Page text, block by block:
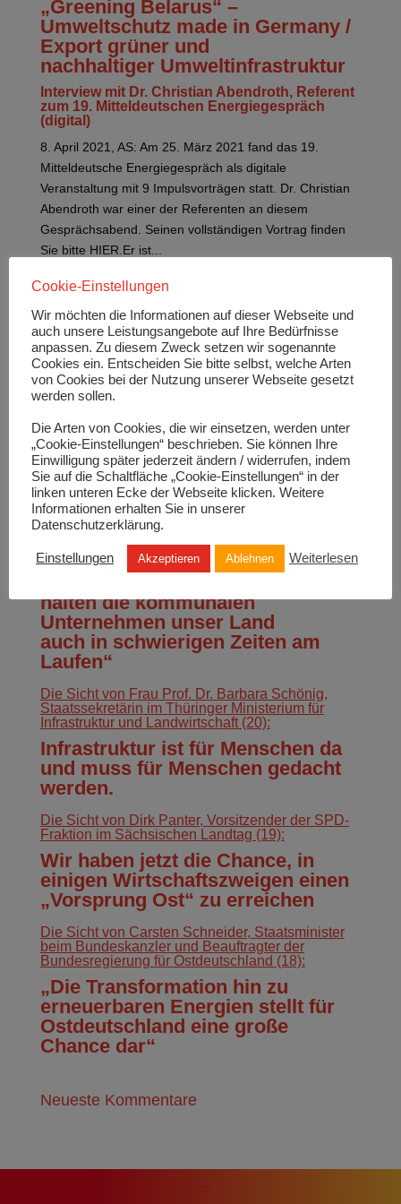
„Greening Belarus“ –
Umweltschutz made in Germany /
Export grüner und
nachhaltiger Umweltinfrastruktur
Interview mit Dr. Christian Abendroth, Referent
zum 19. Mitteldeutschen Energiegespräch
(digital)
8. April 2021, AS: Am 25. März 2021 fand das 19.
Mitteldeutsche Energiegespräch als digitale
Veranstaltung mit 9 Impulsvorträgen statt. Dr. Christian
Abendroth war einer der Referenten an diesem
Gesprächsabend. Seinen vollständigen Vortrag finden
Sie bitte HIER.Er ist...
Neueste Beiträge
Hier die Einschätzung von Karsten Rogall,
Leipzig GmbH und Geschäftsführer der LVV
Leipziger Versorgungs‐ und Verkehrsgesellschaft
mbH (22):
Bedingungen und Chancen der
Energiewende beachten!
Hier die Einschätzung von Ingbert Liebing,
Hauptgeschäftsführer des Verbandes kommunaler
Unternehmen e.V. (21):
halten die kommunalen
Unternehmen unser Land
auch in schwierigen Zeiten am
Laufen“
Die Sicht von Frau Prof. Dr. Barbara Schönig,
Staatssekretärin im Thüringer Ministerium für
Infrastruktur und Landwirtschaft (20):
Infrastruktur ist für Menschen da
und muss für Menschen gedacht
werden.
Die Sicht von Dirk Panter, Vorsitzender der SPD-
Fraktion im Sächsischen Landtag (19):
Wir haben jetzt die Chance, in
einigen Wirtschaftszweigen einen
„Vorsprung Ost“ zu erreichen
Die Sicht von Carsten Schneider, Staatsminister
beim Bundeskanzler und Beauftragter der
Bundesregierung für Ostdeutschland (18):
„Die Transformation hin zu
erneuerbaren Energien stellt für
Ostdeutschland eine große
Chance dar“
Neueste Kommentare
Cookie-Einstellungen
Wir möchten die Informationen auf dieser Webseite und
auch unsere Leistungsangebote auf Ihre Bedürfnisse
anpassen. Zu diesem Zweck setzen wir sogenannte
Cookies ein. Entscheiden Sie bitte selbst, welche Arten
von Cookies bei der Nutzung unserer Webseite gesetzt
werden sollen.
Die Arten von Cookies, die wir einsetzen, werden unter
„Cookie-Einstellungen“ beschrieben. Sie können Ihre
Einwilligung später jederzeit ändern / widerrufen, indem
Sie auf die Schaltfläche „Cookie-Einstellungen“ in der
linken unteren Ecke der Webseite klicken. Weitere
Informationen erhalten Sie in unserer
Datenschutzerklärung.
Einstellungen Akzeptieren Ablehnen Weiterlesen